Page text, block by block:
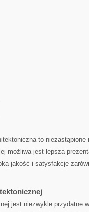
to niezastąpione
możliwa‌ jest lepsza
jakość i ​satysfakcję
jest niezwykle przydatne